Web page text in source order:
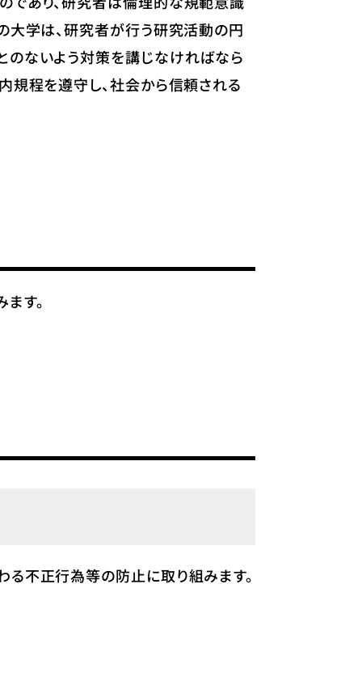
大学は、研究者が行う研究活動の円
のないよう対策を講じなければなら
規程を遵守し、社会から信頼される
す。
不正行為等の防止に取り組みます。